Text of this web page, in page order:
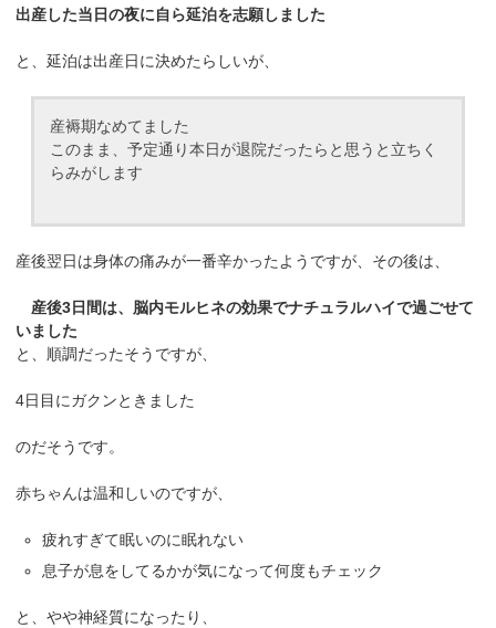
出産した当日の夜に自ら延泊を志願しました
と、延泊は出産日に決めたらしいが、
産褥期なめてました
このまま、予定通り本日が退院だったらと思うと立ちく
らみがします
産後翌日は身体の痛みが一番辛かったようですが、その後は、
産後3日間は、脳内モルヒネの効果でナチュラルハイで過ごせて
いました
と、順調だったそうですが、
4日目にガクンときました
のだそうです。
赤ちゃんは温和しいのですが、
疲れすぎて眠いのに眠れない
息子が息をしてるかが気になって何度もチェック
と、やや神経質になったり、